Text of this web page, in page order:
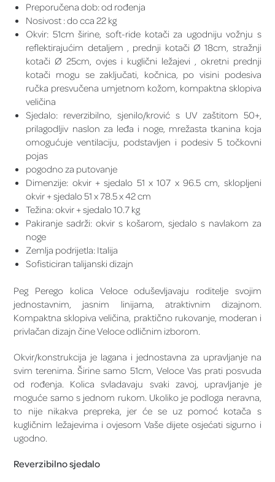
Preporučena dob: od rođenja
Nosivost : do cca 22 kg
Okvir: 51cm širine, soft-ride kotači za ugodniju vožnju s
reflektirajućim detaljem , prednji kotači Ø 18cm, stražnji
kotači Ø 25cm, ovjes i kuglični ležajevi , okretni prednji
kotači mogu se zaključati, kočnica, po visini podesiva
ručka presvučena umjetnom kožom, kompaktna sklopiva
veličina
Sjedalo: reverzibilno, sjenilo/krović s UV zaštitom 50+,
prilagodljiv naslon za leđa i noge, mrežasta tkanina koja
omogućuje ventilaciju, podstavljen i podesiv 5 točkovni
pojas
pogodno za putovanje
Dimenzije: okvir + sjedalo 51 x 107 x 96.5 cm, sklopljeni
okvir + sjedalo 51 x 78.5 x 42 cm
Težina: okvir + sjedalo 10.7 kg
Pakiranje sadrži: okvir s košarom, sjedalo s navlakom za
noge
Zemlja podrijetla: Italija
Sofisticiran talijanski dizajn
Peg Perego kolica Veloce oduševljavaju roditelje svojim
jednostavnim, jasnim linijama, atraktivnim dizajnom.
Kompaktna sklopiva veličina, praktično rukovanje, moderan i
privlačan dizajn čine Veloce odličnim izborom.
Okvir/konstrukcija je lagana i jednostavna za upravljanje na
svim terenima. Širine samo 51cm, Veloce Vas prati posvuda
od rođenja. Kolica svladavaju svaki zavoj, upravljanje je
moguće samo s jednom rukom. Ukoliko je podloga neravna,
to nije nikakva prepreka, jer će se uz pomoć kotača s
kugličnim ležajevima i ovjesom Vaše dijete osjećati sigurno i
ugodno.
Reverzibilno sjedalo